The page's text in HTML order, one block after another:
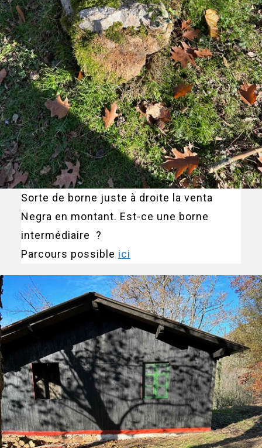
Sorte de borne juste à droite la venta
Negra en montant. Est-ce une borne
intermédiaire ?
Parcours possible ici